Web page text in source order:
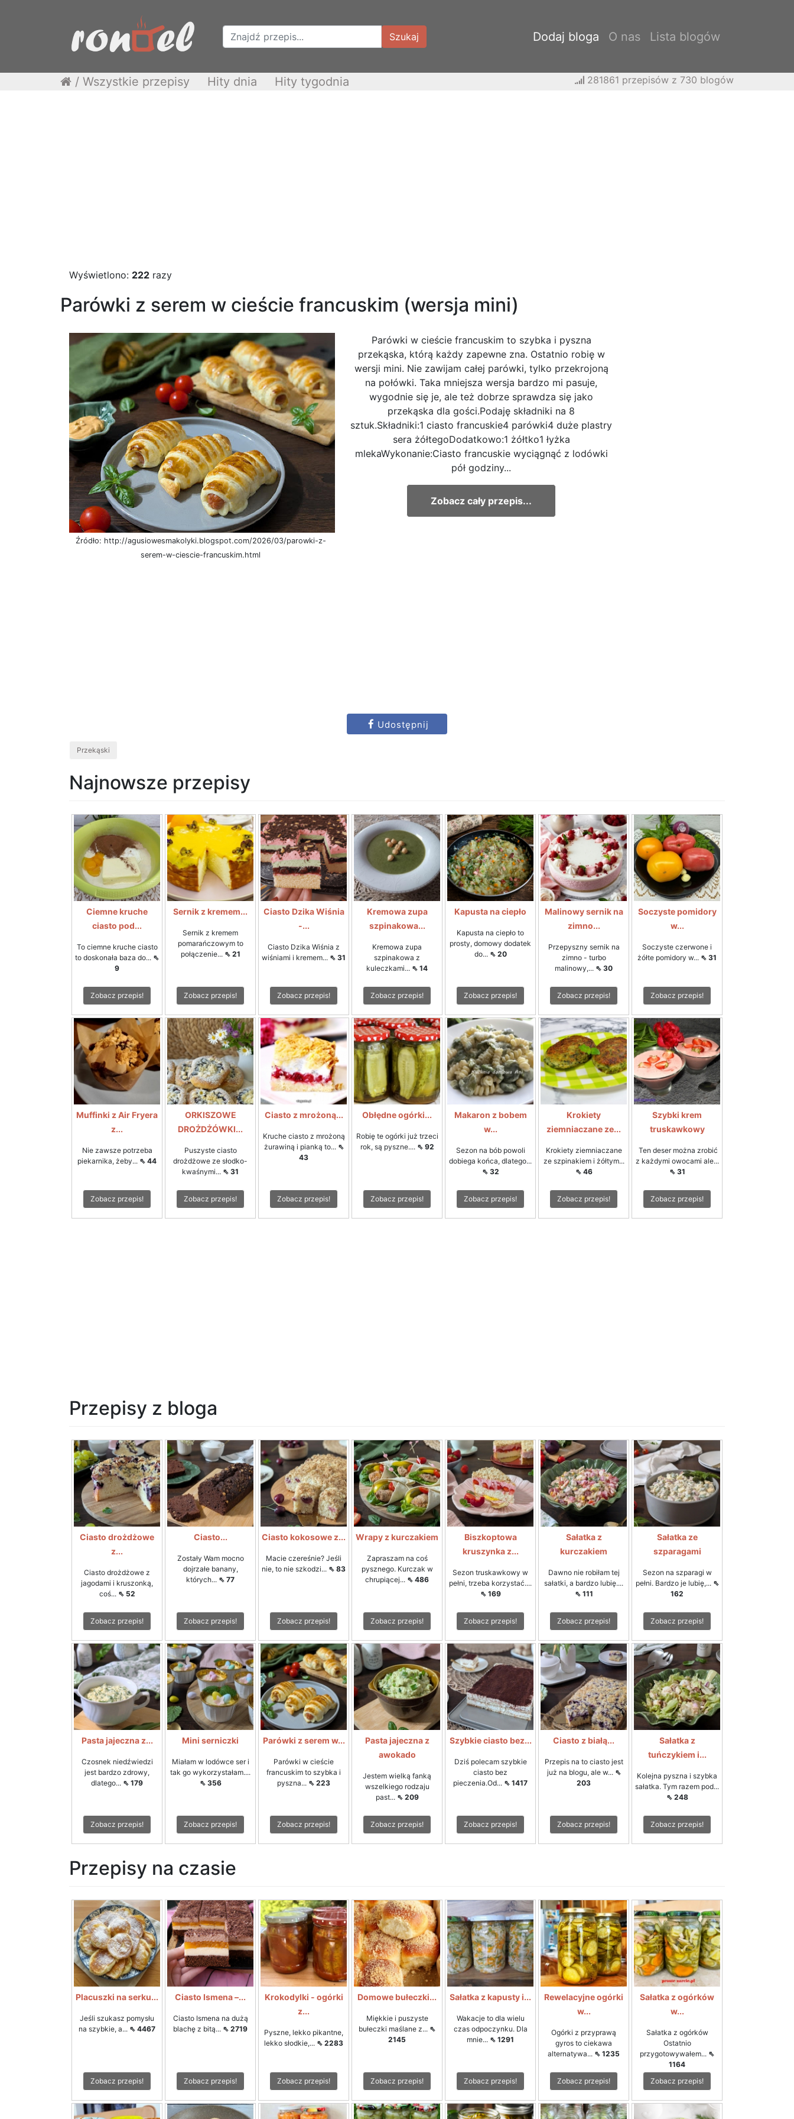
Szukaj Dodaj bloga O nas Lista blogów
/ Wszystkie przepisy Hity dnia Hity tygodnia 281861 przepisów z 730 blogów
Wyświetlono: 222 razy
Parówki z serem w cieście francuskim (wersja mini)
Źródło: http://agusiowesmakolyki.blogspot.com/2026/03/parowki-z-
serem-w-ciescie-francuskim.html
Parówki w cieście francuskim to szybka i pyszna
przekąska, którą każdy zapewne zna. Ostatnio robię w
wersji mini. Nie zawijam całej parówki, tylko przekrojoną
na połówki. Taka mniejsza wersja bardzo mi pasuje,
wygodnie się je, ale też dobrze sprawdza się jako
przekąska dla gości.Podaję składniki na 8
sztuk.Składniki:1 ciasto francuskie4 parówki4 duże plastry
sera żółtegoDodatkowo:1 żółtko1 łyżka
mlekaWykonanie:Ciasto francuskie wyciągnąć z lodówki
pół godziny...
Zobacz cały przepis...
Udostępnij
Przekąski
Najnowsze przepisy
Ciemne kruche
ciasto pod...
To ciemne kruche ciasto
to doskonała baza do... ⇖
9
Zobacz przepis!
Sernik z kremem...
Sernik z kremem
pomarańczowym to
połączenie... ⇖ 21
Zobacz przepis!
Ciasto Dzika Wiśnia
-...
Ciasto Dzika Wiśnia z
wiśniami i kremem... ⇖ 31
Zobacz przepis!
Kremowa zupa
szpinakowa...
Kremowa zupa
szpinakowa z
kuleczkami... ⇖ 14
Zobacz przepis!
Kapusta na ciepło
Kapusta na ciepło to
prosty, domowy dodatek
do... ⇖ 20
Zobacz przepis!
Malinowy sernik na
zimno...
Przepyszny sernik na
zimno - turbo
malinowy,... ⇖ 30
Zobacz przepis!
Soczyste pomidory
w...
Soczyste czerwone i
żółte pomidory w... ⇖ 31
Zobacz przepis!
Muffinki z Air Fryera
z...
Nie zawsze potrzeba
piekarnika, żeby... ⇖ 44
Zobacz przepis!
ORKISZOWE
DROŻDŻÓWKI...
Puszyste ciasto
drożdżowe ze słodko-
kwaśnymi... ⇖ 31
Zobacz przepis!
Ciasto z mrożoną...
Kruche ciasto z mrożoną
żurawiną i pianką to... ⇖
43
Zobacz przepis!
Obłędne ogórki...
Robię te ogórki już trzeci
rok, są pyszne.... ⇖ 92
Zobacz przepis!
Makaron z bobem
w...
Sezon na bób powoli
dobiega końca, dlatego...
⇖ 32
Zobacz przepis!
Krokiety
ziemniaczane ze...
Krokiety ziemniaczane
ze szpinakiem i żółtym...
⇖ 46
Zobacz przepis!
Szybki krem
truskawkowy
Ten deser można zrobić
z każdymi owocami ale...
⇖ 31
Zobacz przepis!
Przepisy z bloga
Ciasto drożdżowe
z...
Ciasto drożdżowe z
jagodami i kruszonką,
coś... ⇖ 52
Zobacz przepis!
Ciasto...
Zostały Wam mocno
dojrzałe banany,
których... ⇖ 77
Zobacz przepis!
Ciasto kokosowe z...
Macie czereśnie? Jeśli
nie, to nie szkodzi... ⇖ 83
Zobacz przepis!
Wrapy z kurczakiem
Zapraszam na coś
pysznego. Kurczak w
chrupiącej... ⇖ 486
Zobacz przepis!
Biszkoptowa
kruszynka z...
Sezon truskawkowy w
pełni, trzeba korzystać....
⇖ 169
Zobacz przepis!
Sałatka z
kurczakiem
Dawno nie robiłam tej
sałatki, a bardzo lubię....
⇖ 111
Zobacz przepis!
Sałatka ze
szparagami
Sezon na szparagi w
pełni. Bardzo je lubię,... ⇖
162
Zobacz przepis!
Pasta jajeczna z...
Czosnek niedźwiedzi
jest bardzo zdrowy,
dlatego... ⇖ 179
Zobacz przepis!
Mini serniczki
Miałam w lodówce ser i
tak go wykorzystałam....
⇖ 356
Zobacz przepis!
Parówki z serem w...
Parówki w cieście
francuskim to szybka i
pyszna... ⇖ 223
Zobacz przepis!
Pasta jajeczna z
awokado
Jestem wielką fanką
wszelkiego rodzaju
past... ⇖ 209
Zobacz przepis!
Szybkie ciasto bez...
Dziś polecam szybkie
ciasto bez
pieczenia.Od... ⇖ 1417
Zobacz przepis!
Ciasto z białą...
Przepis na to ciasto jest
już na blogu, ale w... ⇖
203
Zobacz przepis!
Sałatka z
tuńczykiem i...
Kolejna pyszna i szybka
sałatka. Tym razem pod...
⇖ 248
Zobacz przepis!
Przepisy na czasie
Placuszki na serku...
Jeśli szukasz pomysłu
na szybkie, a... ⇖ 4467
Zobacz przepis!
Ciasto Ismena –...
Ciasto Ismena na dużą
blachę z bitą... ⇖ 2719
Zobacz przepis!
Krokodylki - ogórki
z...
Pyszne, lekko pikantne,
lekko słodkie,... ⇖ 2283
Zobacz przepis!
Domowe bułeczki...
Miękkie i puszyste
bułeczki maślane z... ⇖
2145
Zobacz przepis!
Sałatka z kapusty i...
Wakacje to dla wielu
czas odpoczynku. Dla
mnie... ⇖ 1291
Zobacz przepis!
Rewelacyjne ogórki
w...
Ogórki z przyprawą
gyros to ciekawa
alternatywa... ⇖ 1235
Zobacz przepis!
Sałatka z ogórków
w...
Sałatka z ogórków
Ostatnio
przygotowywałem... ⇖
1164
Zobacz przepis!